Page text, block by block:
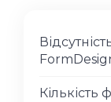
Кількість